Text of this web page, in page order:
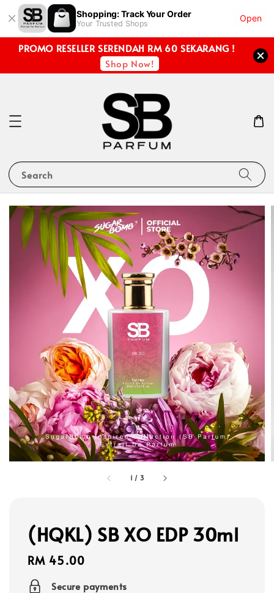
Shopping: Track Your Order
Your Trusted Shops
Open
PROMO RESELLER SERENDAH RM 60 SEKARANG !
Shop Now!
Search
1 / 3
(HQKL) SB XO EDP 30ml
Regular
price
RM 45.00
Secure payments